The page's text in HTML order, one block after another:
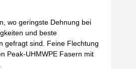
wo geringste Dehnung bei
und beste
gefragt sind. Feine Flechtung
Peak-UHMWPE Fasern mit